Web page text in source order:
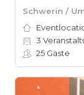
Schwerin /
3
25 Gäste